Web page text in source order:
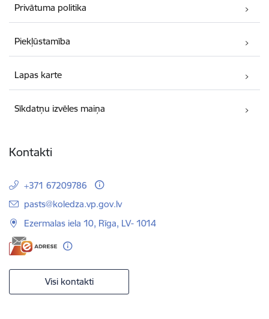
Privātuma politika
Piekļūstamība
Lapas karte
Sīkdatņu izvēles maiņa
Kontakti
+371 67209786
E-pasts:
pasts@koledza.vp.gov.lv
Ezermalas iela 10, Rīga, LV- 1014
Visi kontakti